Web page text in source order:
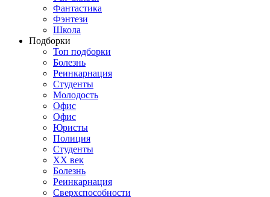
Фантастика
Фэнтези
Школа
Подборки
Топ подборки
Болезнь
Реинкарнация
Студенты
Молодость
Офис
Офис
Юристы
Полиция
Студенты
ХХ век
Болезнь
Реинкарнация
Сверхспособности